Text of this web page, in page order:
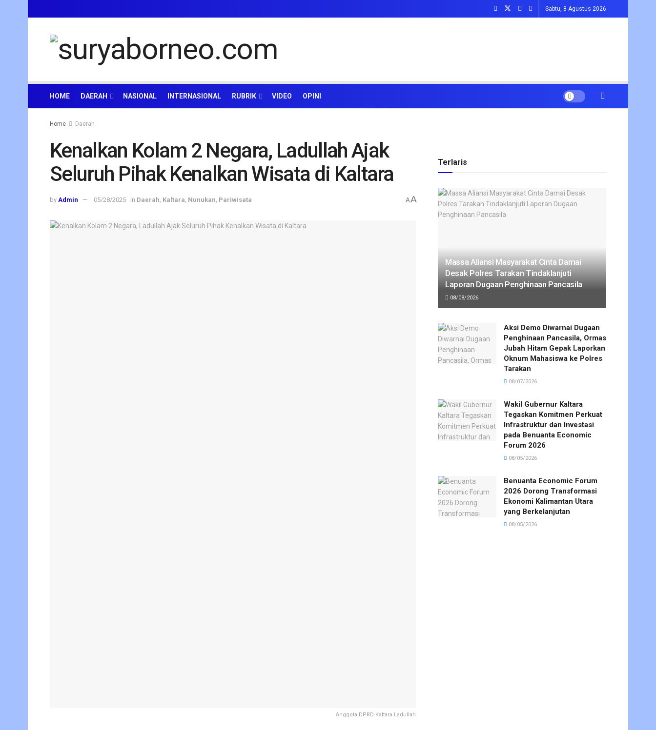
Sabtu, 8 Agustus 2026
HOME DAERAH NASIONAL INTERNASIONAL RUBRIK VIDEO OPINI
Home Daerah
Kenalkan Kolam 2 Negara, Ladullah Ajak
Seluruh Pihak Kenalkan Wisata di Kaltara
by Admin 05/28/2025 in Daerah Kaltara Nunukan Pariwisata AA
Anggota DPRD Kaltara Ladullah
Terlaris
Massa Aliansi Masyarakat Cinta Damai
Desak Polres Tarakan Tindaklanjuti
Laporan Dugaan Penghinaan Pancasila
08/08/2026
Aksi Demo Diwarnai Dugaan
Penghinaan Pancasila, Ormas
Jubah Hitam Gepak Laporkan
Oknum Mahasiswa ke Polres
Tarakan
08/07/2026
Wakil Gubernur Kaltara
Tegaskan Komitmen Perkuat
Infrastruktur dan Investasi
pada Benuanta Economic
Forum 2026
08/05/2026
Benuanta Economic Forum
2026 Dorong Transformasi
Ekonomi Kalimantan Utara
yang Berkelanjutan
08/05/2026